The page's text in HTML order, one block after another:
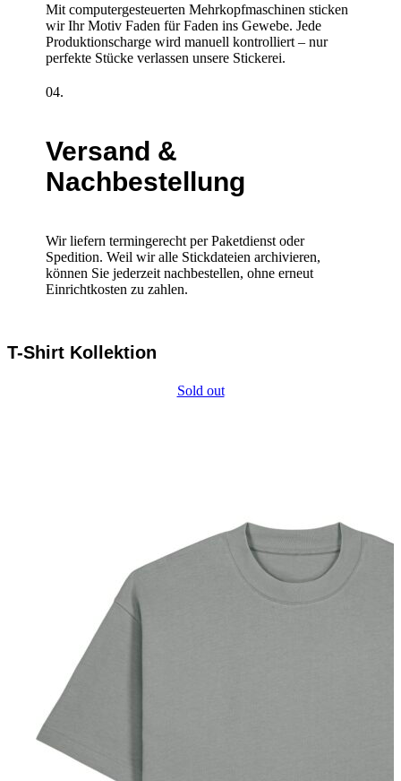
Mit computergesteuerten Mehrkopfmaschinen sticken
wir Ihr Motiv Faden für Faden ins Gewebe. Jede
Produktionscharge wird manuell kontrolliert – nur
perfekte Stücke verlassen unsere Stickerei.
04.
Versand &
Nachbestellung
Wir liefern termingerecht per Paketdienst oder
Spedition. Weil wir alle Stickdateien archivieren,
können Sie jederzeit nachbestellen, ohne erneut
Einrichtkosten zu zahlen.
T-Shirt Kollektion
Sold out